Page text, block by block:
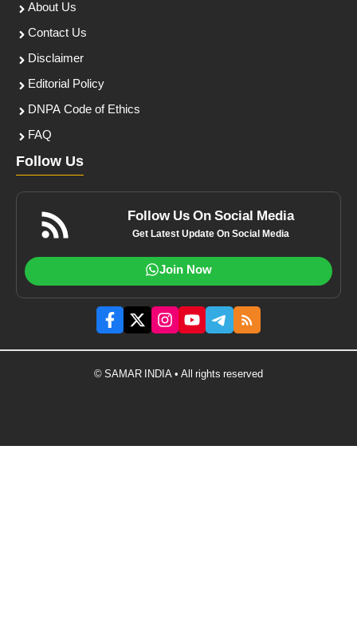
About Us
Contact Us
Disclaimer
Editorial Policy
DNPA Code of Ethics
FAQ
Follow Us
Follow Us On Social Media
Get Latest Update On Social Media
Join Now
© SAMAR INDIA • All rights reserved